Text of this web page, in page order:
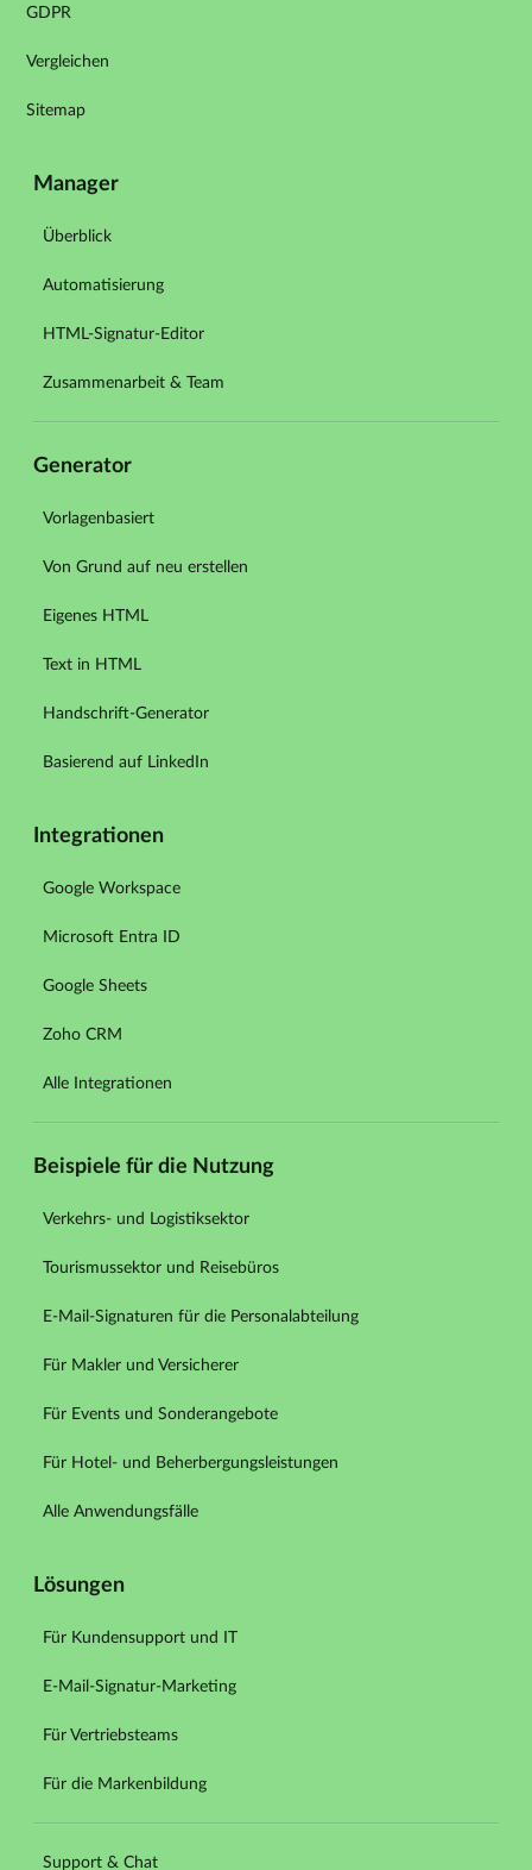
GDPR
Vergleichen
Sitemap
Manager
Überblick
Automatisierung
HTML-Signatur-Editor
Zusammenarbeit & Team
Generator
Vorlagenbasiert
Von Grund auf neu erstellen
Eigenes HTML
Text in HTML
Handschrift-Generator
Basierend auf LinkedIn
Integrationen
Google Workspace
Microsoft Entra ID
Google Sheets
Zoho CRM
Alle Integrationen
Beispiele für die Nutzung
Verkehrs- und Logistiksektor
Tourismussektor und Reisebüros
E-Mail-Signaturen für die Personalabteilung
Für Makler und Versicherer
Für Events und Sonderangebote
Für Hotel- und Beherbergungsleistungen
Alle Anwendungsfälle
Lösungen
Für Kundensupport und IT
E-Mail-Signatur-Marketing
Für Vertriebsteams
Für die Markenbildung
Support & Chat